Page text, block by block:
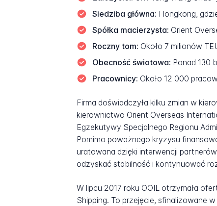
Siedziba główna: Hongkong,
Spółka macierzysta: Orient
Roczny tom: Około 7 milionów
Obecność światowa: Ponad 130
Pracownicy: Około 12 000
Firma doświadczyła kilku zmian w
kierownictwo Orient Overseas
Egzekutywy Specjalnego Regionu
Pomimo poważnego kryzysu
uratowana dzięki interwencji
odzyskać stabilność i kontynuować
W lipcu 2017 roku OOIL otrzymała
Shipping. To przejęcie, sfinalizowane